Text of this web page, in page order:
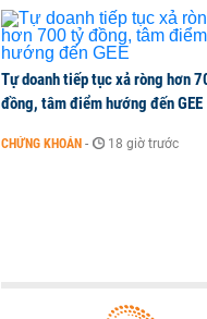
Cuộc đua 'xuống
KINH DOANH - 1 phút trước
Tự doanh tiếp tục xả ròng hơn
đồng, tâm điểm hướng đến GEE
CHỨNG KHOÁN - 18 giờ trước